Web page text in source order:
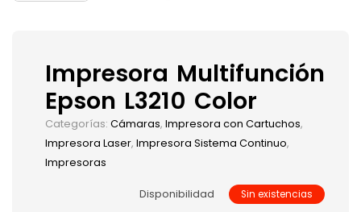
Impresora Multifunción
Epson L3210 Color
Categorías: Cámaras, Impresora con Cartuchos,
Impresora Laser, Impresora Sistema Continuo,
Impresoras
Disponibilidad Sin existencias